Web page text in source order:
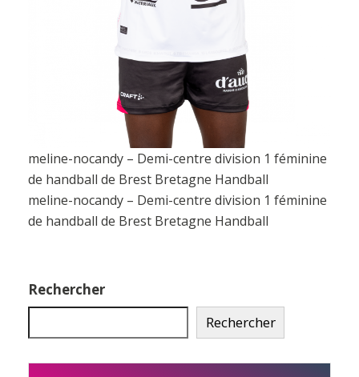
meline-nocandy – Demi-centre division 1 féminine
de handball de Brest Bretagne Handball
meline-nocandy – Demi-centre division 1 féminine
de handball de Brest Bretagne Handball
Rechercher
Rechercher